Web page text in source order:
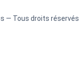
— Tous droits réservés